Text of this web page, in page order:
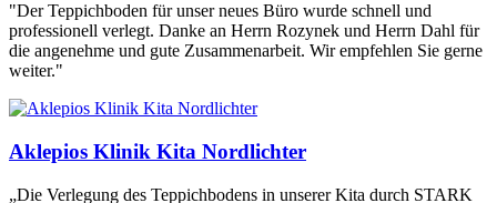
"Der Teppichboden für unser neues Büro wurde schnell und
professionell verlegt. Danke an Herrn Rozynek und Herrn Dahl für
die angenehme und gute Zusammenarbeit. Wir empfehlen Sie gerne
weiter."
Aklepios Klinik Kita Nordlichter
„Die Verlegung des Teppichbodens in unserer Kita durch STARK